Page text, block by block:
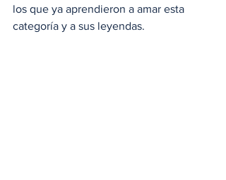
los que ya aprendieron a amar esta
categoría y a sus leyendas.